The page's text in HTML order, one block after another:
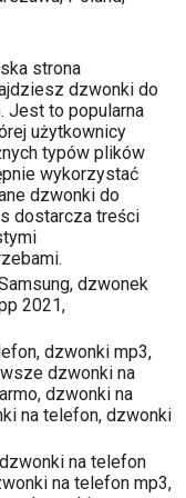
strona
dzwonki do
Jest to popularna
użytkownicy
typów plików
wykorzystać
dzwonki do
dostarcza treści
dzwonek
2021,
dzwonki mp3,
dzwonki na
dzwonki na
na telefon, dzwonki
na telefon
na telefon mp3,